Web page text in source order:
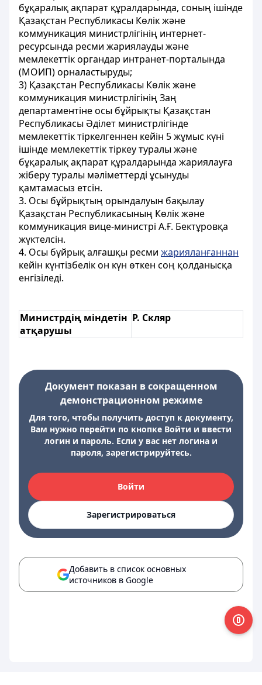
бұқаралық ақпарат құралдарында, соның ішінде
Қазақстан Республикасы Көлік және
коммуникация министрлігінің интернет-
ресурсында ресми жариялауды және
мемлекеттік органдар интранет-порталында
(МОИП) орналастыруды;
3) Қазақстан Республикасы Көлік және
коммуникация министрлігінің Заң
департаментіне осы бұйрықты Қазақстан
Республикасы Әділет министрлігінде
мемлекеттік тіркелгеннен кейін 5 жұмыс күні
ішінде мемлекеттік тіркеу туралы және
бұқаралық ақпарат құралдарында жариялауға
жіберу туралы мәліметтерді ұсынуды
қамтамасыз етсін.
3. Осы бұйрықтың орындалуын бақылау
Қазақстан Республикасының Көлік және
коммуникация вице-министрі А.Ғ. Бектұровқа
жүктелсін.
4. Осы бұйрық алғашқы ресми жарияланғаннан
кейін күнтізбелік он күн өткен соң қолданысқа
енгізіледі.
Министрдің міндетін
атқарушы
Р. Скляр
Документ показан в сокращенном
демонстрационном режиме
Для того, чтобы получить доступ к документу,
Вам нужно перейти по кнопке Войти и ввести
логин и пароль. Если у вас нет логина и
пароля, зарегистрируйтесь.
Войти
Зарегистрироваться
Добавить в список основных
источников в Google